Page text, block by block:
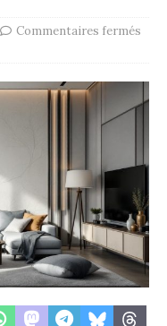
Commentaires fermés